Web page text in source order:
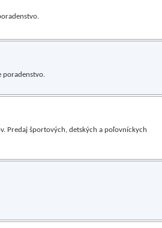
poradenstvo.
Predaj športových, detských a poľovníckych